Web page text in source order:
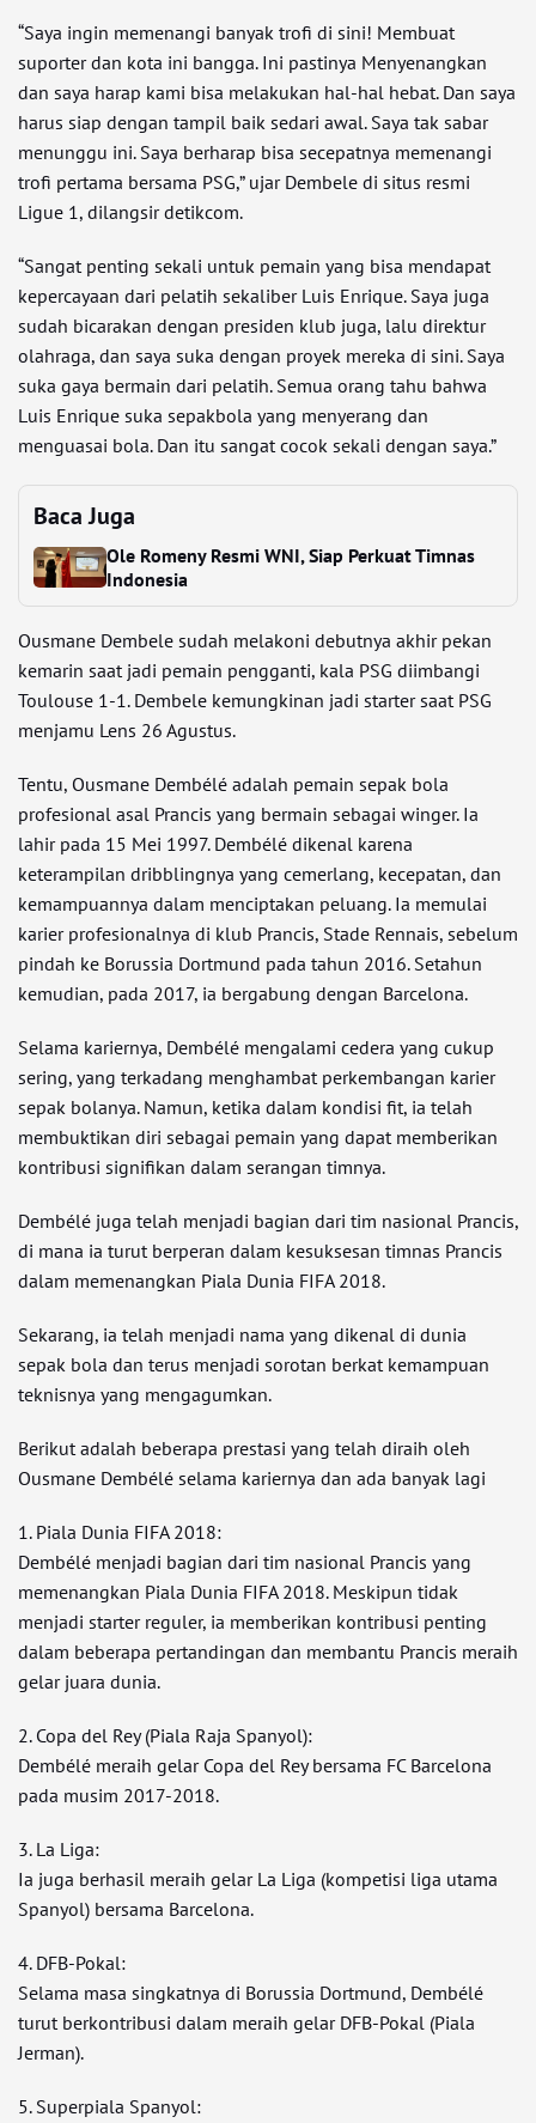
“Saya ingin memenangi banyak trofi di sini! Membuat
suporter dan kota ini bangga. Ini pastinya Menyenangkan
dan saya harap kami bisa melakukan hal-hal hebat. Dan saya
harus siap dengan tampil baik sedari awal. Saya tak sabar
menunggu ini. Saya berharap bisa secepatnya memenangi
trofi pertama bersama PSG,” ujar Dembele di situs resmi
Ligue 1, dilangsir detikcom.
“Sangat penting sekali untuk pemain yang bisa mendapat
kepercayaan dari pelatih sekaliber Luis Enrique. Saya juga
sudah bicarakan dengan presiden klub juga, lalu direktur
olahraga, dan saya suka dengan proyek mereka di sini. Saya
suka gaya bermain dari pelatih. Semua orang tahu bahwa
Luis Enrique suka sepakbola yang menyerang dan
menguasai bola. Dan itu sangat cocok sekali dengan saya.”
Baca Juga
Ole Romeny Resmi WNI, Siap Perkuat Timnas
Indonesia
Ousmane Dembele sudah melakoni debutnya akhir pekan
kemarin saat jadi pemain pengganti, kala PSG diimbangi
Toulouse 1-1. Dembele kemungkinan jadi starter saat PSG
menjamu Lens 26 Agustus.
Tentu, Ousmane Dembélé adalah pemain sepak bola
profesional asal Prancis yang bermain sebagai winger. Ia
lahir pada 15 Mei 1997. Dembélé dikenal karena
keterampilan dribblingnya yang cemerlang, kecepatan, dan
kemampuannya dalam menciptakan peluang. Ia memulai
karier profesionalnya di klub Prancis, Stade Rennais, sebelum
pindah ke Borussia Dortmund pada tahun 2016. Setahun
kemudian, pada 2017, ia bergabung dengan Barcelona.
Selama kariernya, Dembélé mengalami cedera yang cukup
sering, yang terkadang menghambat perkembangan karier
sepak bolanya. Namun, ketika dalam kondisi fit, ia telah
membuktikan diri sebagai pemain yang dapat memberikan
kontribusi signifikan dalam serangan timnya.
Dembélé juga telah menjadi bagian dari tim nasional Prancis,
di mana ia turut berperan dalam kesuksesan timnas Prancis
dalam memenangkan Piala Dunia FIFA 2018.
Sekarang, ia telah menjadi nama yang dikenal di dunia
sepak bola dan terus menjadi sorotan berkat kemampuan
teknisnya yang mengagumkan.
Berikut adalah beberapa prestasi yang telah diraih oleh
Ousmane Dembélé selama kariernya dan ada banyak lagi
1. Piala Dunia FIFA 2018:
Dembélé menjadi bagian dari tim nasional Prancis yang
memenangkan Piala Dunia FIFA 2018. Meskipun tidak
menjadi starter reguler, ia memberikan kontribusi penting
dalam beberapa pertandingan dan membantu Prancis meraih
gelar juara dunia.
2. Copa del Rey (Piala Raja Spanyol):
Dembélé meraih gelar Copa del Rey bersama FC Barcelona
pada musim 2017-2018.
3. La Liga:
Ia juga berhasil meraih gelar La Liga (kompetisi liga utama
Spanyol) bersama Barcelona.
4. DFB-Pokal:
Selama masa singkatnya di Borussia Dortmund, Dembélé
turut berkontribusi dalam meraih gelar DFB-Pokal (Piala
Jerman).
5. Superpiala Spanyol: